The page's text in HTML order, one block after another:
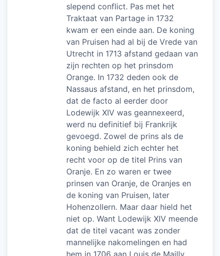
slepend conflict. Pas met het
Traktaat van Partage in 1732
kwam er een einde aan. De koning
van Pruisen had al bij de Vrede van
Utrecht in 1713 afstand gedaan van
zijn rechten op het prinsdom
Orange. In 1732 deden ook de
Nassaus afstand, en het prinsdom,
dat de facto al eerder door
Lodewijk XIV was geannexeerd,
werd nu definitief bij Frankrijk
gevoegd. Zowel de prins als de
koning behield zich echter het
recht voor op de titel Prins van
Oranje. En zo waren er twee
prinsen van Oranje, de Oranjes en
de koning van Pruisen, later
Hohenzollern. Maar daar hield het
niet op. Want Lodewijk XIV meende
dat de titel vacant was zonder
mannelijke nakomelingen en had
hem in 1706 aan Louis de Mailly